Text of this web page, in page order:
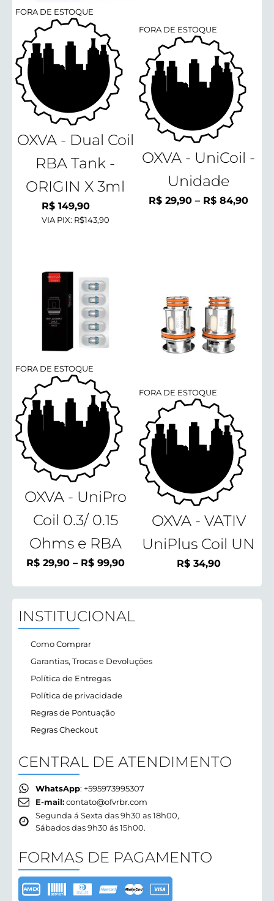
FORA DE ESTOQUE
OXVA - Dual Coil
RBA Tank -
ORIGIN X 3ml
R$149,90
VIA PIX: R$143,90
FORA DE ESTOQUE
OXVA - UniCoil -
Unidade
R$ 29,90 – R$ 84,90
FORA DE ESTOQUE
OXVA - UniPro
Coil 0.3/ 0.15
Ohms e RBA
R$29,90 – R$99,90Faixa
R$ 29,90
através
FORA DE ESTOQUE
OXVA - VATIV
UniPlus Coil UN
R$34,90
INSTITUCIONAL
Como Comprar
Garantias, Trocas e Devoluções
Política de Entregas
Política de privacidade
Regras de Pontuação
Regras Checkout
CENTRAL DE ATENDIMENTO
WhatsApp: +595973995307
E-mail:contato@ofvrbr.com
Segunda á Sexta das 9h30 as 18h00,
Sábados das 9h30 ás 15h00.
FORMAS DE PAGAMENTO